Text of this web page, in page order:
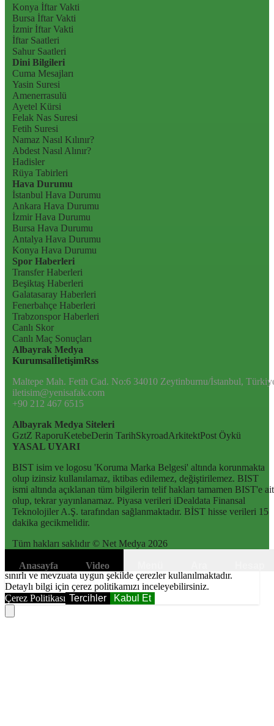
Konya İftar Vakti
Bursa İftar Vakti
İzmir İftar Vakti
İftar Saatleri
Sahur Saatleri
Dini Bilgileri
Cuma Mesajları
Yasin Suresi
Amenerrasulü
Ayetel Kürsi
Felak Nas Suresi
Fetih Suresi
Namaz Nasıl Kılınır?
Abdest Nasıl Alınır?
Hadisler
Rüya Tabirleri
Hava Durumu
İstanbul Hava Durumu
Ankara Hava Durumu
İzmir Hava Durumu
Bursa Hava Durumu
Antalya Hava Durumu
Konya Hava Durumu
Spor Haberleri
Transfer Haberleri
Beşiktaş Haberleri
Galatasaray Haberleri
Fenerbahçe Haberleri
Trabzonspor Haberleri
Canlı Skor
Canlı Maç Sonuçları
Albayrak Medya
KurumsalİletişimRss
Maltepe Mah. Fetih Cad. No:6 34010 Zeytinburnu/İstanbul,
iletisim@yenisafak.com
+90 212 467 6515
Albayrak Medya Siteleri
GztZ RaporuKetebeDerin TarihSkyroadArkitektPost Öykü
YASAL UYARI
BIST isim ve logosu 'Koruma Marka Belgesi' altında korunmakta
olup izinsiz kullanılamaz, iktibas edilemez, değiştirilemez. BIST
ismi altında açıklanan tüm bilgilerin telif hakları tamamen BIST'e ait
olup, tekrar yayınlanamaz. Piyasa verileri iDealdata Finansal
Teknolojiler A.Ş. tarafından sağlanmaktadır. BİST hisse verileri 15
dakika gecikmelidir.
Tüm hakları saklıdır © Net Medya 2026
Anasayfa Video
6698 sayılı Kişisel Verilerin Korunması Kanunundaki amaçlar ile
sınırlı ve mevzuata uygun şekilde çerezler kullanılmaktadır.
Detaylı bilgi için çerez politikamızı inceleyebilirsiniz.
Çerez Politikası Tercihler Kabul Et